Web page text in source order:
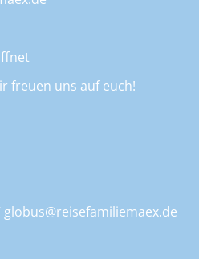
freuen uns auf euch!
globus@reisefamiliemaex.de